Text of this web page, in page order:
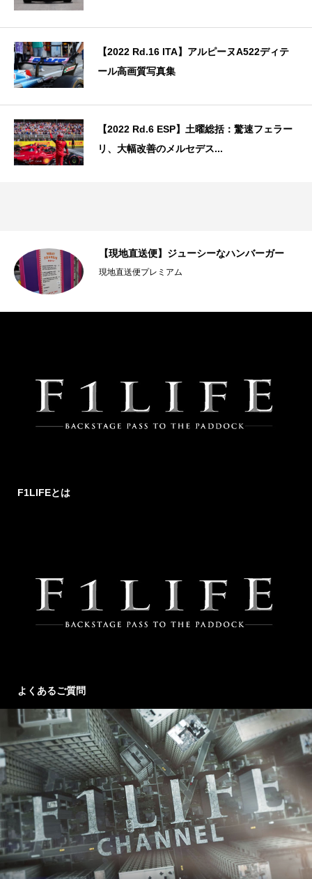
【2022 Rd.16 ITA】アルピーヌA522ディテ
ール高画質写真集
【2022 Rd.6 ESP】土曜総括：驚速フェラー
リ、大幅改善のメルセデス...
【現地直送便】ジューシーなハンバーガー
現地直送便プレミアム
F1LIFEとは
よくあるご質問